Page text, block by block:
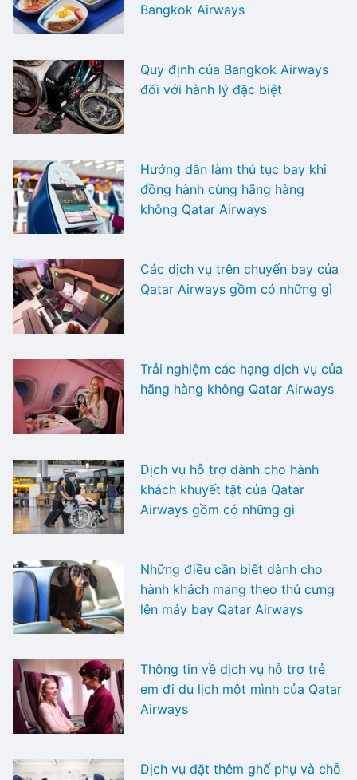
Bangkok Airways
Quy định của Bangkok Airways
đối với hành lý đặc biệt
Hướng dẫn làm thủ tục bay khi
đồng hành cùng hãng hàng
không Qatar Airways
Các dịch vụ trên chuyến bay của
Qatar Airways gồm có những gì
Trải nghiệm các hạng dịch vụ của
hãng hàng không Qatar Airways
Dịch vụ hỗ trợ dành cho hành
khách khuyết tật của Qatar
Airways gồm có những gì
Những điều cần biết dành cho
hành khách mang theo thú cưng
lên máy bay Qatar Airways
Thông tin về dịch vụ hỗ trợ trẻ
em đi du lịch một mình của Qatar
Airways
Dịch vụ đặt thêm ghế phụ và chỗ